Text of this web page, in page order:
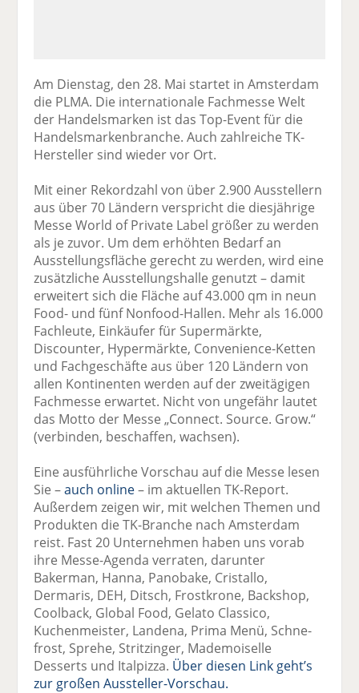
Am Dienstag, den 28. Mai startet in Amsterdam
die PLMA. Die internationale Fachmesse Welt
der Handelsmarken ist das Top-Event für die
Handelsmarkenbranche. Auch zahlreiche TK-
Hersteller sind wieder vor Ort.
Mit einer Rekordzahl von über 2.900 Ausstellern
aus über 70 Ländern verspricht die diesjährige
Messe World of Private Label größer zu werden
als je zuvor. Um dem erhöhten Bedarf an
Ausstellungsfläche gerecht zu werden, wird eine
zusätzliche Ausstellungshalle genutzt – damit
erweitert sich die Fläche auf 43.000 qm in neun
Food- und fünf Nonfood-Hallen. Mehr als 16.000
Fachleute, Einkäufer für Supermärkte,
Discounter, Hypermärkte, Convenience-Ketten
und Fachgeschäfte aus über 120 Ländern von
allen Kontinenten werden auf der zweitägigen
Fachmesse erwartet. Nicht von ungefähr lautet
das Motto der Messe „Connect. Source. Grow.“
(verbinden, beschaffen, wachsen).
Eine ausführliche Vorschau auf die Messe lesen
Sie –auch online– im aktuellen TK-Report.
Außerdem zeigen wir, mit welchen Themen und
Produkten die TK-Branche nach Amsterdam
reist. Fast 20 Unternehmen haben uns vorab
ihre Messe-Agenda verraten, darunter
Bakerman, Hanna, Panobake, Cristallo,
Dermaris, DEH, Ditsch, Frostkrone, Backshop,
Coolback, Global Food, Gelato Classico,
Kuchenmeister, Landena, Prima Menü, Schne-
frost, Sprehe, Stritzinger, Mademoiselle
Desserts und Italpizza. Über diesen Link geht’s
zur großen Aussteller-Vorschau.